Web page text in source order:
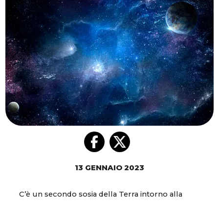
13 GENNAIO 2023
C’è un secondo sosia della Terra intorno alla